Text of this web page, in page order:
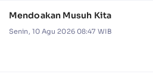
Mendoakan Musuh Kita
Senin, 10 Agu 2026 08:47 WIB